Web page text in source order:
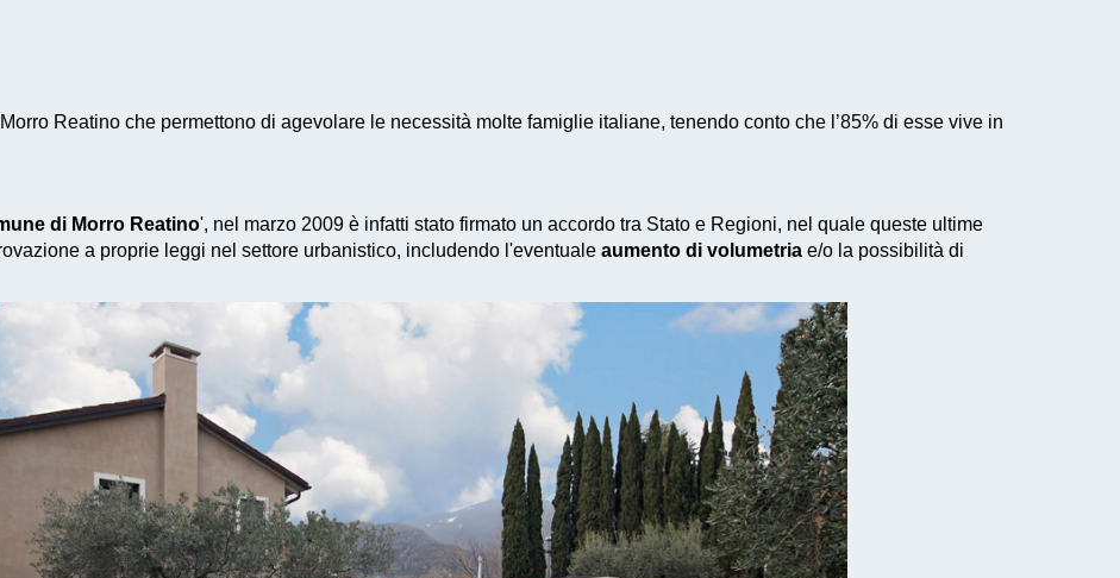
Reatino che permettono di agevolare le necessità molte famiglie italiane, tenendo conto che l’85% di esse vive in
di Morro Reatino', nel marzo 2009 è infatti stato firmato un accordo tra Stato e Regioni, nel quale queste ultime
a proprie leggi nel settore urbanistico, includendo l'eventuale aumento di volumetria e/o la possibilità di